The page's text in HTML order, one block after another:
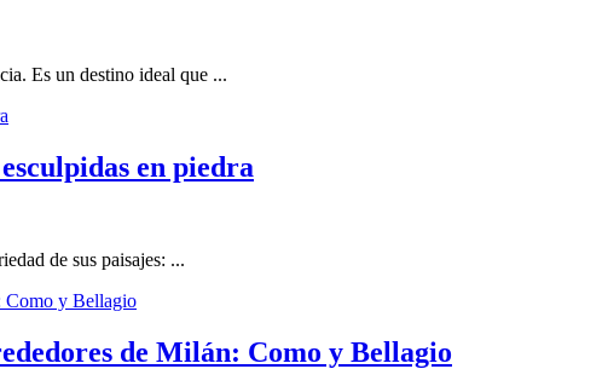
Es un destino ideal que ...
en piedra
de sus paisajes: ...
de Milán: Como y Bellagio